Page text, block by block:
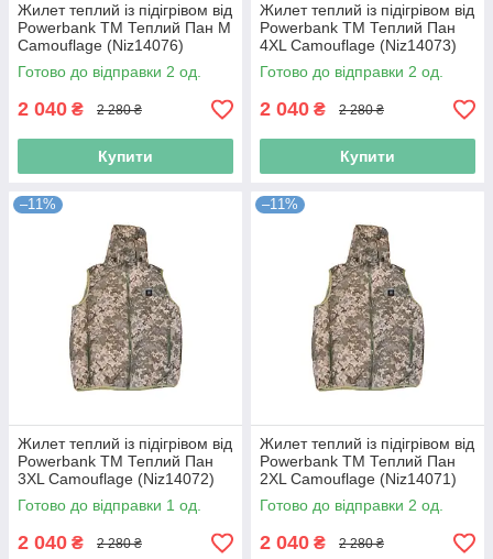
Жилет теплий із підігрівом від
Powerbank TM Теплий Пан M
Camouflage (Niz14076)
Готово до відправки 2 од.
2 040 ₴ 2 280 ₴
Купити
Жилет теплий із підігрівом від
Powerbank TM Теплий Пан
4XL Camouflage (Niz14073)
Готово до відправки 2 од.
2 040 ₴ 2 280 ₴
Купити
–11%
Жилет теплий із підігрівом від
Powerbank TM Теплий Пан
3XL Camouflage (Niz14072)
Готово до відправки 1 од.
2 040 ₴ 2 280 ₴
–11%
Жилет теплий із підігрівом від
Powerbank TM Теплий Пан
2XL Camouflage (Niz14071)
Готово до відправки 2 од.
2 040 ₴ 2 280 ₴